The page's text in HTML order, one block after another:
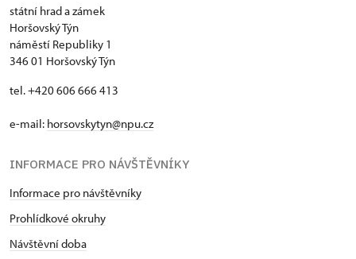
státní hrad a zámek
Horšovský Týn
náměstí Republiky 1
346 01 Horšovský Týn
tel. +420 606 666 413
e-mail: horsovskytyn@npu.cz
INFORMACE PRO NÁVŠTĚVNÍKY
Informace pro návštěvníky
Prohlídkové okruhy
Návštěvní doba